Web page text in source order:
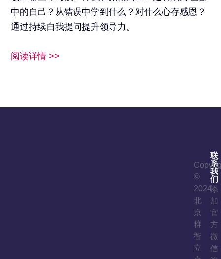
中的自己？从错误中学到什么？对什么心存感恩？
通过持续自我提问提升领导力。
阅读详情 >>
联
系
我
们
添
加
官
方
微
信
©
2024
北
京
群
智
立